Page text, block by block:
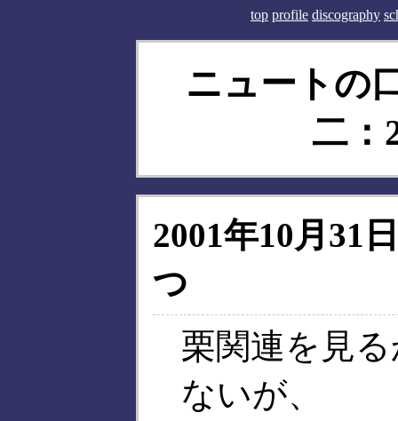
top profile discography
ニュートの
二：
2001年10月31
つ
栗関連を見
ないが、